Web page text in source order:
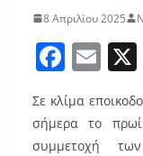
8 Απριλίου 2025
F
a
c
e
E
ai
Σε κλίμα
σήμερα το
συμμετοχή